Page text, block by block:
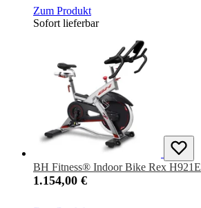
Zum Produkt
Sofort lieferbar
BH Fitness® Indoor Bike Rex H921E
1.154,00 €